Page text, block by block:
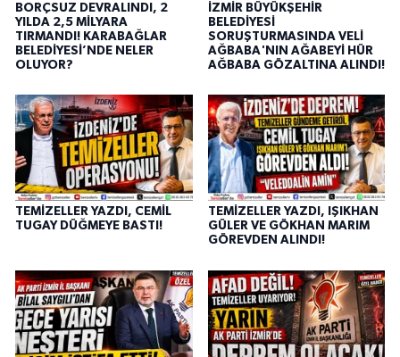
BORÇSUZ DEVRALINDI, 2
YILDA 2,5 MİLYARA
TIRMANDI! KARABAĞLAR
BELEDİYESİ’NDE NELER
OLUYOR?
İZMİR BÜYÜKŞEHİR
BELEDİYESİ
SORUŞTURMASINDA VELİ
AĞBABA'NIN AĞABEYİ HÜR
AĞBABA GÖZALTINA ALINDI!
TEMİZELLER YAZDI, CEMİL
TUGAY DÜĞMEYE BASTI!
TEMİZELLER YAZDI, IŞIKHAN
GÜLER VE GÖKHAN MARIM
GÖREVDEN ALINDI!